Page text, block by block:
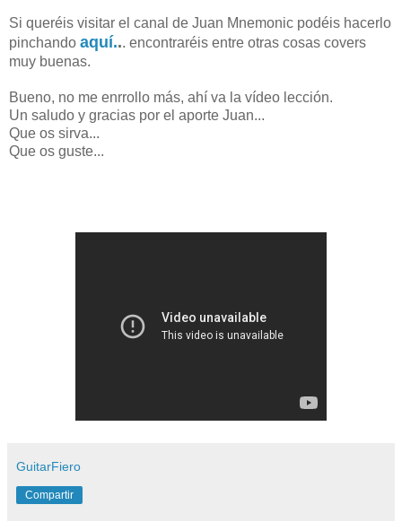
Si queréis visitar el canal de Juan Mnemonic podéis hacerlo
pinchando aquí... encontraréis entre otras cosas covers
muy buenas.
Bueno, no me enrrollo más, ahí va la vídeo lección.
Un saludo y gracias por el aporte Juan...
Que os sirva...
Que os guste...
GuitarFiero
Compartir